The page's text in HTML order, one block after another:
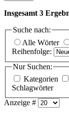
Insgesamt 3
Suche nach:
Alle Wörter
Reihenfolge:
Nur Suchen:
Kategorien
Schlagwörter
Anzeige #